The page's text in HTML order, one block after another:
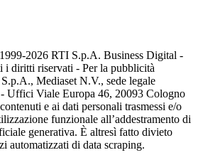
2026 RTI S.p.A. Business Digital -
i diritti riservati - Per la pubblicità
Mediaset N.V., sede legale
Uffici Viale Europa 46, 20093 Cologno
e ai dati personali trasmessi e/o
funzionale all’addestramento di
generativa. È altresì fatto divieto
automatizzati di data scraping.